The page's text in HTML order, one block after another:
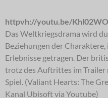
httpvh://youtu.be/
Das Weltkriegsdrama wird
Beziehungen der
Erlebnisse getragen. Der
trotz des Auftrittes im Trailer
Spiel. (Valiant Hearts: The
Kanal Ubisoft via Youtube)